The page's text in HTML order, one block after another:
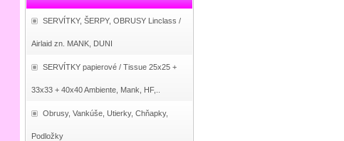
SERVÍTKY, ŠERPY, OBRUSY Linclass /
Airlaid zn. MANK, DUNI
SERVÍTKY papierové / Tissue 25x25 +
33x33 + 40x40 Ambiente, Mank, HF,..
Obrusy, Vankúše, Utierky, Chňapky,
Podložky